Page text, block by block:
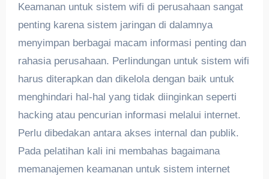
Keamanan untuk sistem wifi di perusahaan sangat
penting karena sistem jaringan di dalamnya
menyimpan berbagai macam informasi penting dan
rahasia perusahaan. Perlindungan untuk sistem wifi
harus diterapkan dan dikelola dengan baik untuk
menghindari hal-hal yang tidak diinginkan seperti
hacking atau pencurian informasi melalui internet.
Perlu dibedakan antara akses internal dan publik.
Pada pelatihan kali ini membahas bagaimana
memanajemen keamanan untuk sistem internet